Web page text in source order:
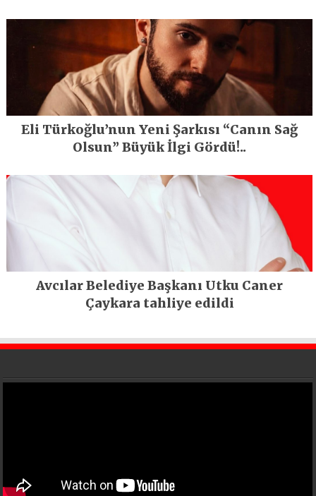
Eli Türkoğlu’nun Yeni Şarkısı “Canın Sağ
Olsun” Büyük İlgi Gördü!..
Avcılar Belediye Başkanı Utku Caner
Çaykara tahliye edildi